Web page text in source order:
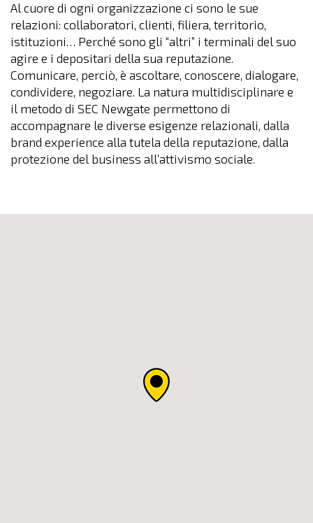
Al cuore di ogni organizzazione ci sono le sue
relazioni: collaboratori, clienti, filiera, territorio,
istituzioni… Perché sono gli “altri” i terminali del suo
agire e i depositari della sua reputazione.
Comunicare, perciò, è ascoltare, conoscere, dialogare,
condividere, negoziare. La natura multidisciplinare e
il metodo di SEC Newgate permettono di
accompagnare le diverse esigenze relazionali, dalla
brand experience alla tutela della reputazione, dalla
protezione del business all’attivismo sociale.